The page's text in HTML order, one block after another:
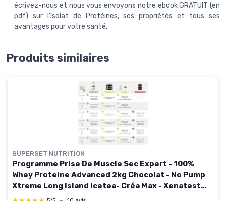
écrivez-nous et nous vous envoyons notre ebook GRATUIT (en
pdf) sur l'Isolat de Protéines, ses propriétés et tous ses
avantages pour votre santé.
Produits similaires
SUPERSET NUTRITION
Programme Prise De Muscle Sec Expert - 100%
Whey Proteine Advanced 2kg Chocolat - No Pump
Xtreme Long Island Icetea- Créa Max - Xenatest
Hardcore Chocolat / Long Island Icetea